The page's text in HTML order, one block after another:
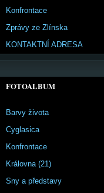
Konfrontace
Zprávy ze Zlínska
KONTAKTNÍ ADRESA
FOTOALBUM
Barvy života
Cyglasica
Konfrontace
Královna (21)
Sny a představy